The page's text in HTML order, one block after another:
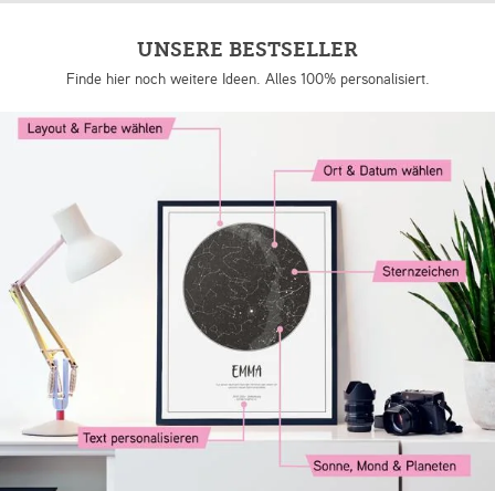
UNSERE BESTSELLER
Finde hier noch weitere Ideen. Alles 100% personalisiert.